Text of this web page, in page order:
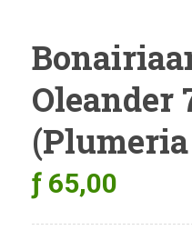
Oleander
ƒ 65,00